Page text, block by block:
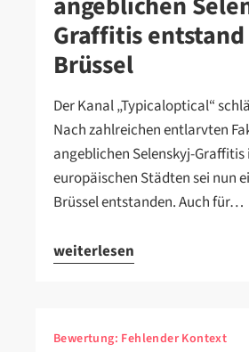
Graffitis
Brüssel
Der Kanal „Typicaloptical“
Nach zahlreichen entlarvten
angeblichen Selenskyj-Graffitis
europäischen Städten sei nun
Brüssel entstanden. Auch für…
weiterlesen
Bewertung: Fehlender Kontext